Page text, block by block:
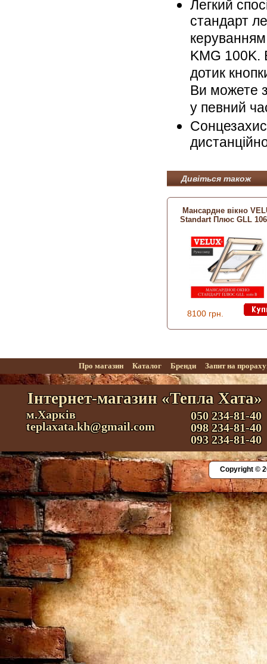
Легкий
стандарт
KMG 100K.
дотик
Ви можете
у певний
Дивіться також
Мансардне вікно
Standart Плюс GLL
8100 грн.
Про магазин Каталог Бренди Запит на
Інтернет-магазин «Тепла Хата»
м.Харків
teplaxata.kh@gmail.com
050 234-81-40
098 234-81-40
093 234-81-40
Copyright ©